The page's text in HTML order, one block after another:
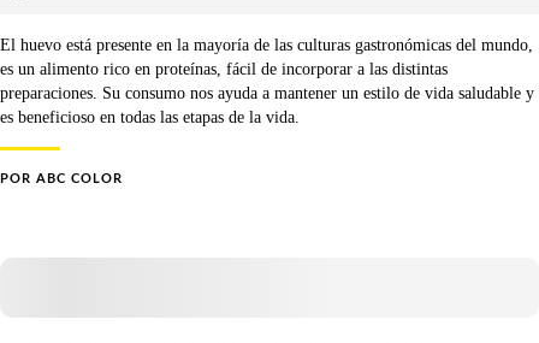
El huevo está presente en la mayoría de las culturas gastronómicas del mundo,
es un alimento rico en proteínas, fácil de incorporar a las distintas
preparaciones. Su consumo nos ayuda a mantener un estilo de vida saludable y
es beneficioso en todas las etapas de la vida.
POR ABC COLOR